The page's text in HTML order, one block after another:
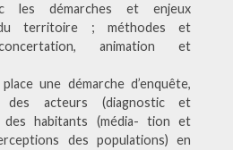
les démarches et enjeux
du territoire ; méthodes et
animation et
une démarche d’enquête,
acteurs (diagnostic et
des habitants (média- tion et
des populations) en